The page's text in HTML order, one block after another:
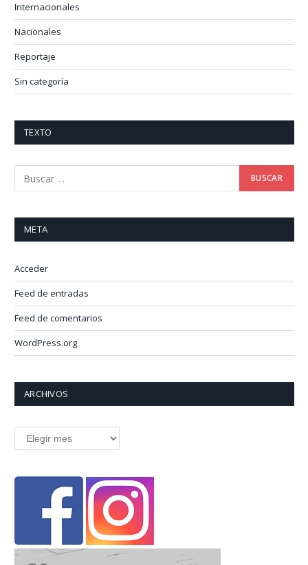
Internacionales
Nacionales
Reportaje
Sin categoría
TEXTO
META
Acceder
Feed de entradas
Feed de comentarios
WordPress.org
ARCHIVOS
Archivos